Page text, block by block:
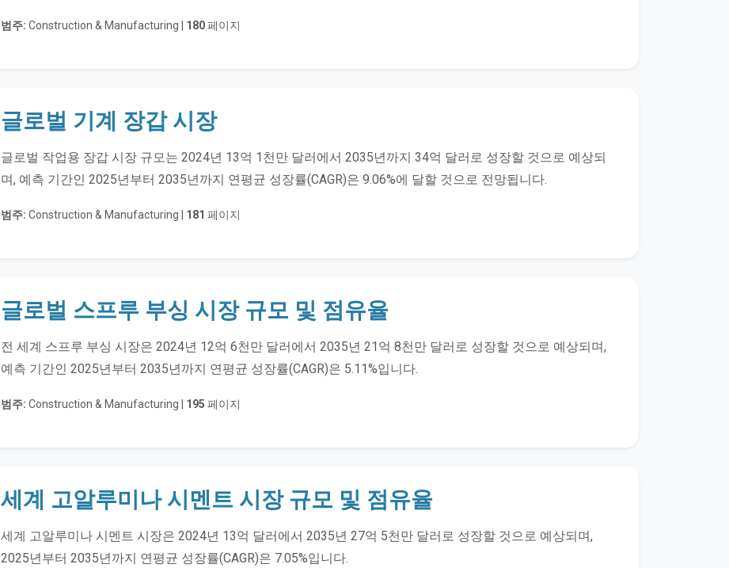
범주: Construction & Manufacturing | 180페이지
글로벌 기계 장갑 시장
글로벌 작업용 장갑 시장 규모는 2024년 13억 1천만 달러에서 2035년까지 34억 달러로 성장할 것으로 예상되
며, 예측 기간인 2025년부터 2035년까지 연평균 성장률(CAGR)은 9.06%에 달할 것으로 전망됩니다.
범주: Construction & Manufacturing | 181 페이지
글로벌 스프루 부싱 시장 규모 및 점유율
전 세계 스프루 부싱 시장은 2024년 12억 6천만 달러에서 2035년 21억 8천만 달러로 성장할 것으로 예상되며,
예측 기간인 2025년부터 2035년까지 연평균 성장률(CAGR)은 5.11%입니다.
범주: Construction & Manufacturing | 195 페이지
세계 고알루미나 시멘트 시장 규모 및 점유율
세계 고알루미나 시멘트 시장은 2024년 13억 달러에서 2035년 27억 5천만 달러로 성장할 것으로 예상되며,
2025년부터 2035년까지 연평균 성장률(CAGR)은 7.05%입니다.